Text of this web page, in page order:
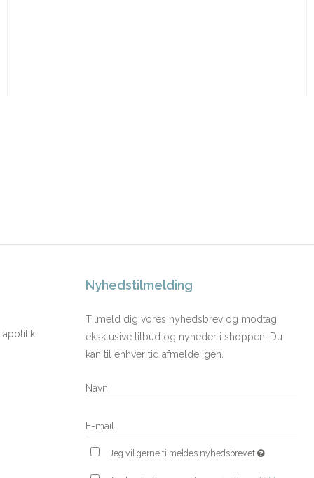
Nyhedstilmelding
Tilmeld dig vores nyhedsbrev og modtag
eksklusive tilbud og nyheder i shoppen. Du
kan til enhver tid afmelde igen.
Jeg vil gerne tilmeldes nyhedsbrevet